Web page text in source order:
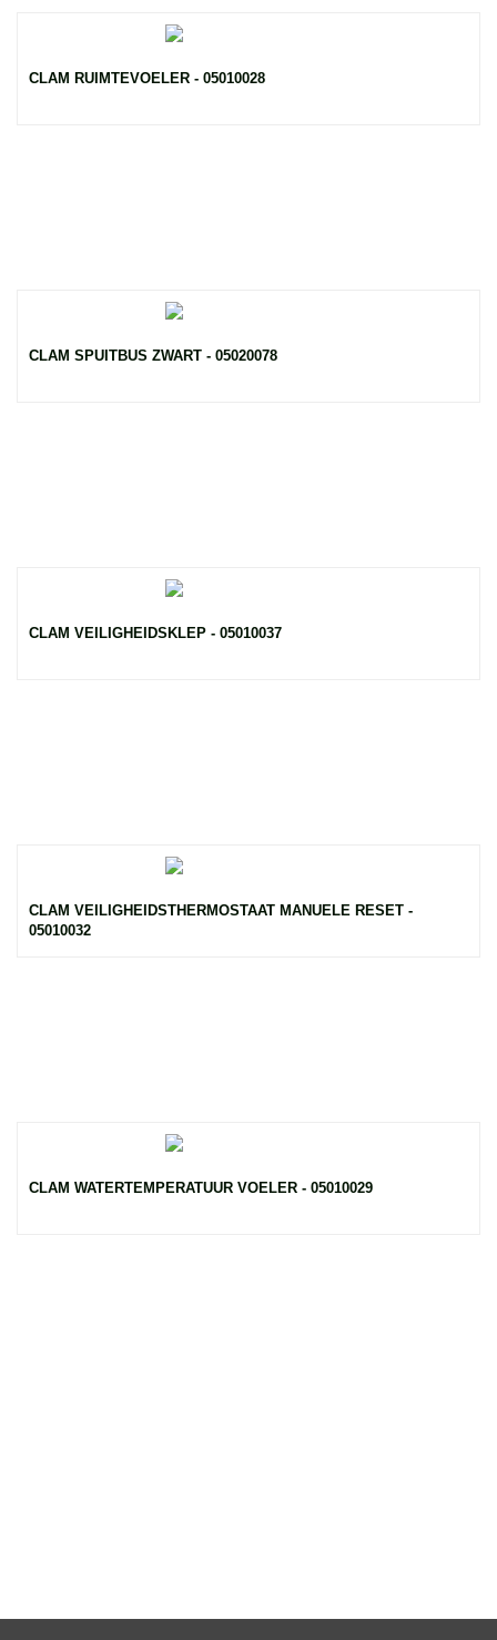
CLAM RUIMTEVOELER - 05010028
CLAM SPUITBUS ZWART - 05020078
CLAM VEILIGHEIDSKLEP - 05010037
CLAM VEILIGHEIDSTHERMOSTAAT MANUELE RESET -
05010032
CLAM WATERTEMPERATUUR VOELER - 05010029